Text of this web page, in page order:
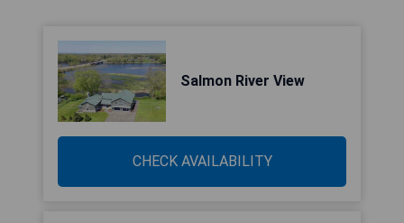
Salmon River View
CHECK AVAILABILITY